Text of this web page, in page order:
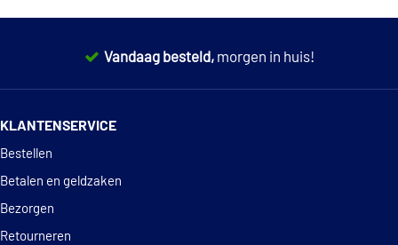
Vandaag besteld, morgen in huis!
KLANTENSERVICE
Bestellen
Betalen en geldzaken
Bezorgen
Retourneren